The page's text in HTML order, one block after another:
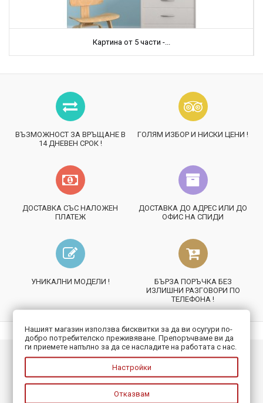
Картина от 5 части -...
ВЪЗМОЖНОСТ ЗА ВРЪЩАНЕ В
14 ДНЕВЕН СРОК !
ГОЛЯМ ИЗБОР И НИСКИ ЦЕНИ !
ДОСТАВКА СЪС НАЛОЖЕН
ПЛАТЕЖ
ДОСТАВКА ДО АДРЕС ИЛИ ДО
ОФИС НА СПИДИ
УНИКАЛНИ МОДЕЛИ !
БЪРЗА ПОРЪЧКА БЕЗ
ИЗЛИШНИ РАЗГОВОРИ ПО
ТЕЛЕФОНА !
ИНФОРМАЦИЯ
ПОЛЕЗНО
Нашият магазин използва бисквитки за да ви осугури по-
добро потребителско преживяване. Препоръчваме ви да
ги приемете напълно за да се насладите на работата с нас.
Настройки
Отказвам